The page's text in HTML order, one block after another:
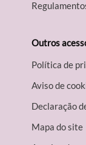
Outros
Política de
Aviso de
Declaração
Mapa do site